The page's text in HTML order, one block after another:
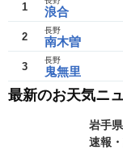
1 浪合
2 南木曽
長野
3 鬼無里
長野
最新のお天気ニ
岩手
速報